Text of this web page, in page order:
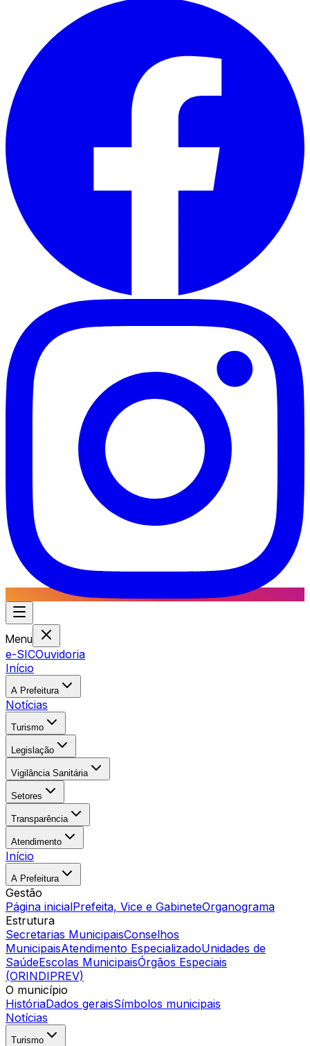
Menu
e-SICOuvidoria
Início
A Prefeitura
Notícias
Turismo
Legislação
Vigilância Sanitária
Setores
Transparência
Atendimento
Início
A Prefeitura
Gestão
Página inicialPrefeita, Vice e GabineteOrganograma
Estrutura
Secretarias MunicipaisConselhos
MunicipaisAtendimento EspecializadoUnidades de
SaúdeEscolas MunicipaisÓrgãos Especiais
(ORINDIPREV)
O município
HistóriaDados geraisSímbolos municipais
Notícias
Turismo